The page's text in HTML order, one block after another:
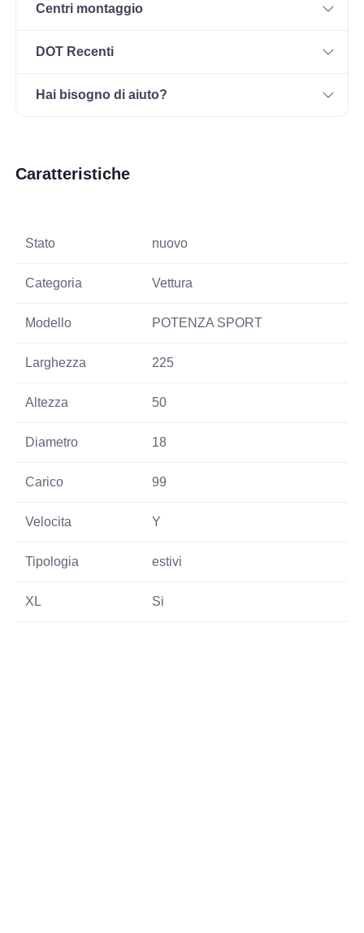
Centri montaggio
DOT Recenti
Hai bisogno di aiuto?
Caratteristiche
Stato nuovo
Categoria Vettura
Modello POTENZA SPORT
Larghezza 225
Altezza 50
Diametro 18
Carico 99
Velocita Y
Tipologia estivi
XL Si